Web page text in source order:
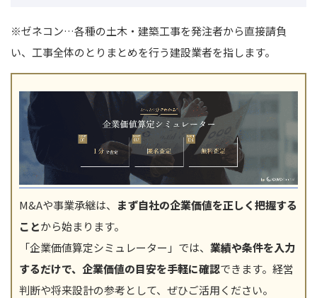
※ゼネコン…各種の土木・建築工事を発注者から直接請負
い、工事全体のとりまとめを行う建設業者を指します。
M&Aや事業承継は、 まず自社の企業価値を正しく把握する
ことから始まります。
「企業価値算定シミュレーター」では、 業績や条件を入力
するだけで、企業価値の目安を手軽に確認できます。経営
判断や将来設計の参考として、ぜひご活用ください。